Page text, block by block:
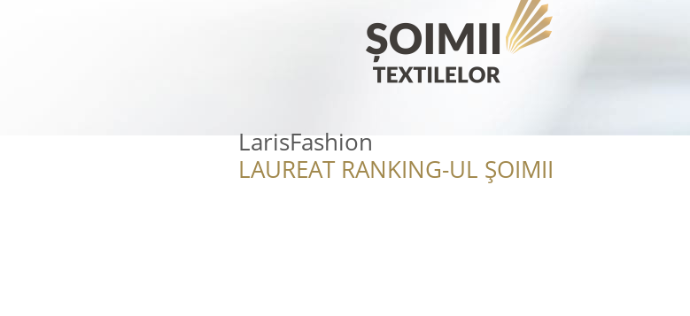
LarisFashion
LAUREAT RANKING-UL ȘOIMII